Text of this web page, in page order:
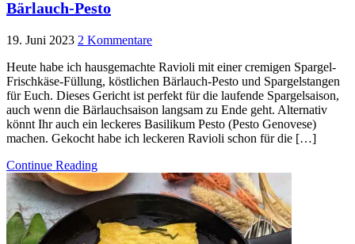
Bärlauch-Pesto
19. Juni 2023 2 Kommentare
Heute habe ich hausgemachte Ravioli mit einer cremigen Spargel-
Frischkäse-Füllung, köstlichen Bärlauch-Pesto und Spargelstangen
für Euch. Dieses Gericht ist perfekt für die laufende Spargelsaison,
auch wenn die Bärlauchsaison langsam zu Ende geht. Alternativ
könnt Ihr auch ein leckeres Basilikum Pesto (Pesto Genovese)
machen. Gekocht habe ich leckeren Ravioli schon für die […]
Continue Reading